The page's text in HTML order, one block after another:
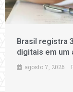
Brasil registra
digitais em um
agosto 7, 2026